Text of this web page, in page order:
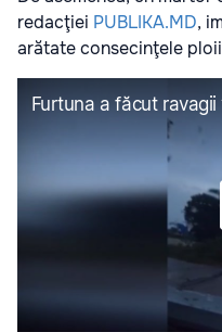
redacţiei PUBLIKA.MD,
arătate consecinţele